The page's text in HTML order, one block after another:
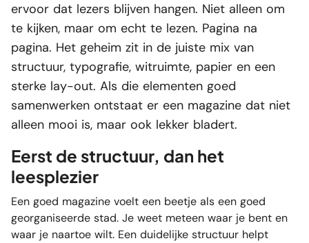
ervoor dat lezers blijven hangen. Niet alleen om
te kijken, maar om echt te lezen. Pagina na
pagina. Het geheim zit in de juiste mix van
structuur, typografie, witruimte, papier en een
sterke lay-out. Als die elementen goed
samenwerken ontstaat er een magazine dat niet
alleen mooi is, maar ook lekker bladert.
Eerst de structuur, dan het
leesplezier
Een goed magazine voelt een beetje als een goed
georganiseerde stad. Je weet meteen waar je bent en
waar je naartoe wilt. Een duidelijke structuur helpt